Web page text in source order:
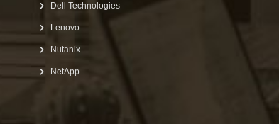
Dell Technologies
Lenovo
Nutanix
NetApp